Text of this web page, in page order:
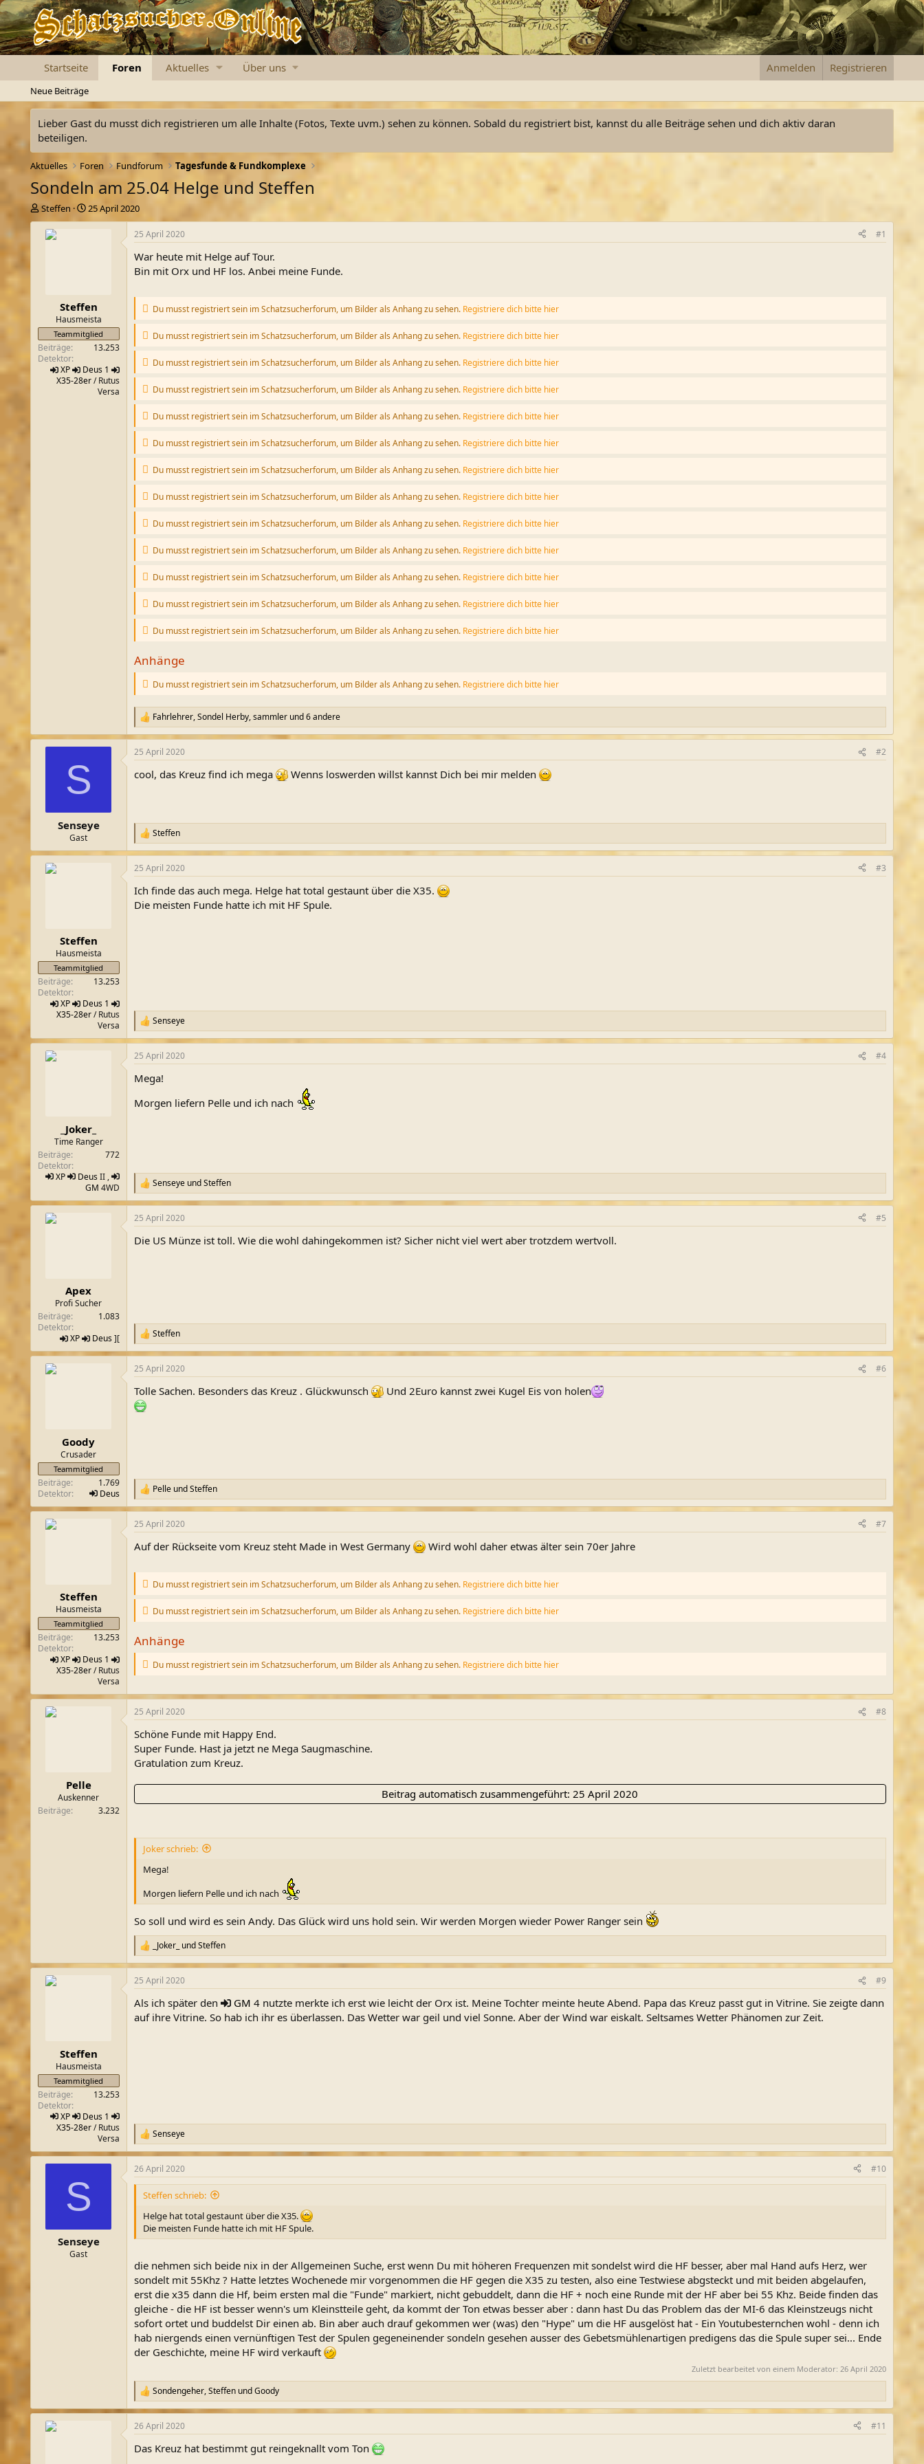
Startseite Foren Aktuelles Über uns Anmelden Registrieren
Neue Beiträge
Lieber Gast du musst dich registrieren um alle Inhalte (Fotos, Texte uvm.) sehen zu können. Sobald du registriert bist, kannst du alle Beiträge sehen und dich aktiv daran
beteiligen.
Aktuelles Foren Fundforum Tagesfunde & Fundkomplexe
Sondeln am 25.04 Helge und Steffen
E
r
Steffen
E
r
a
m
25 April 2020
Steffen
Hausmeista
Teammitglied
Beiträge
13.253
Detektor
XP
Deus 1
X35-28er/ Rutus
Versa
25 April 2020 #1
War heute mit Helge auf Tour.
Bin mit Orx und HF los. Anbei meine Funde.
Du musst registriert sein im Schatzsucherforum, um Bilder als Anhang zu sehen. Registriere dich bitte hier
Du musst registriert sein im Schatzsucherforum, um Bilder als Anhang zu sehen. Registriere dich bitte hier
Du musst registriert sein im Schatzsucherforum, um Bilder als Anhang zu sehen. Registriere dich bitte hier
Du musst registriert sein im Schatzsucherforum, um Bilder als Anhang zu sehen. Registriere dich bitte hier
Du musst registriert sein im Schatzsucherforum, um Bilder als Anhang zu sehen. Registriere dich bitte hier
Du musst registriert sein im Schatzsucherforum, um Bilder als Anhang zu sehen. Registriere dich bitte hier
Du musst registriert sein im Schatzsucherforum, um Bilder als Anhang zu sehen. Registriere dich bitte hier
Du musst registriert sein im Schatzsucherforum, um Bilder als Anhang zu sehen. Registriere dich bitte hier
Du musst registriert sein im Schatzsucherforum, um Bilder als Anhang zu sehen. Registriere dich bitte hier
Du musst registriert sein im Schatzsucherforum, um Bilder als Anhang zu sehen. Registriere dich bitte hier
Du musst registriert sein im Schatzsucherforum, um Bilder als Anhang zu sehen. Registriere dich bitte hier
Du musst registriert sein im Schatzsucherforum, um Bilder als Anhang zu sehen. Registriere dich bitte hier
Du musst registriert sein im Schatzsucherforum, um Bilder als Anhang zu sehen. Registriere dich bitte hier
Anhänge
Du musst registriert sein im Schatzsucherforum, um Bilder als Anhang zu sehen. Registriere dich bitte hier
R
e
a
k
i
n
Fahrlehrer,Sondel Herby,sammlerund 6 andere
S
Senseye
Gast
25 April 2020 #2
cool, das Kreuz find ich mega Wenns loswerden willst kannst Dich bei mir melden
R
e
a
k
i
o
Steffen
Steffen
Hausmeista
Teammitglied
Beiträge
13.253
Detektor
XP
Deus 1
X35-28er/ Rutus
Versa
25 April 2020 #3
Ich finde das auch mega. Helge hat total gestaunt über die X35.
Die meisten Funde hatte ich mit HF Spule.
R
e
a
k
i
n
Senseye
_Joker_
Time Ranger
Beiträge
772
Detektor
XP
DeusII ,
GM 4WD
25 April 2020 #4
Mega!
Morgen liefern Pelle und ich nach
R
e
a
k
i
SenseyeundSteffen
Apex
Profi Sucher
Beiträge
1.083
Detektor
XP
Deus][
25 April 2020 #5
Die US Münze ist toll. Wie die wohl dahingekommen ist? Sicher nicht viel wert aber trotzdem wertvoll.
R
e
a
k
i
o
n
Steffen
Goody
Crusader
Teammitglied
Beiträge
1.769
Detektor
Deus
25 April 2020 #6
Tolle Sachen. Besonders das Kreuz . Glückwunsch Und 2Euro kannst zwei Kugel Eis von holen
R
e
a
k
i
e
PelleundSteffen
Steffen
Hausmeista
Teammitglied
Beiträge
13.253
Detektor
XP
Deus 1
X35-28er/ Rutus
Versa
25 April 2020 #7
Auf der Rückseite vom Kreuz steht Made in West Germany Wird wohl daher etwas älter sein 70er Jahre
Du musst registriert sein im Schatzsucherforum, um Bilder als Anhang zu sehen. Registriere dich bitte hier
Du musst registriert sein im Schatzsucherforum, um Bilder als Anhang zu sehen. Registriere dich bitte hier
Anhänge
Du musst registriert sein im Schatzsucherforum, um Bilder als Anhang zu sehen. Registriere dich bitte hier
Pelle
Auskenner
Beiträge
3.232
25 April 2020 #8
Schöne Funde mit Happy End.
Super Funde. Hast ja jetzt ne Mega Saugmaschine.
Gratulation zum Kreuz.
Beitrag automatisch zusammengeführt:25 April 2020
Joker schrieb:
Mega!
Morgen liefern Pelle und ich nach
So soll und wird es sein Andy. Das Glück wird uns hold sein. Wir werden Morgen wieder Power Ranger sein
R
e
a
k
i
o
_Joker_ undSteffen
Steffen
Hausmeista
Teammitglied
Beiträge
13.253
Detektor
XP
Deus 1
X35-28er/ Rutus
Versa
25 April 2020 #9
Als ich später den GM 4 nutzte merkte ich erst wie leicht der Orx ist. Meine Tochter meinte heute Abend. Papa das Kreuz passt gut in Vitrine. Sie zeigte dann
auf ihre Vitrine. So hab ich ihr es überlassen. Das Wetter war geil und viel Sonne. Aber der Wind war eiskalt. Seltsames Wetter Phänomen zur Zeit.
R
e
a
k
t
n
Senseye
S
Senseye
Gast
26 April 2020 #10
Steffen schrieb:
Helge hat total gestaunt über die X35.
Die meisten Funde hatte ich mit HF Spule.
die nehmen sich beide nix in der Allgemeinen Suche, erst wenn Du mit höheren Frequenzen mit sondelst wird die HF besser, aber mal Hand aufs Herz, wer
sondelt mit 55Khz ? Hatte letztes Wochenede mir vorgenommen die HF gegen die X35 zu testen, also eine Testwiese abgsteckt und mit beiden abgelaufen,
erst die x35 dann die Hf, beim ersten mal die "Funde" markiert, nicht gebuddelt, dann die HF + noch eine Runde mit der HF aber bei 55 Khz. Beide finden das
gleiche - die HF ist besser wenn's um Kleinstteile geht, da kommt der Ton etwas besser aber : dann hast Du das Problem das der MI-6 das Kleinstzeugs nicht
sofort ortet und buddelst Dir einen ab. Bin aber auch drauf gekommen wer (was) den "Hype" um die HF ausgelöst hat - Ein Youtubesternchen wohl - denn ich
hab niergends einen vernünftigen Test der Spulen gegeneinender sondeln gesehen ausser des Gebetsmühlenartigen predigens das die Spule super sei... Ende
der Geschichte, meine HF wird verkauft
Zuletzt bearbeitet von einem Moderator: 26 April 2020
R
e
a
k
i
Sondengeher,SteffenundGoody
26 April 2020 #11
Das Kreuz hat bestimmt gut reingeknallt vom Ton